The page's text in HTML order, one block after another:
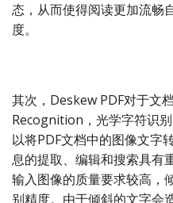
态，从而使得阅读更加流畅
度。
其次，Deskew PDF对于文
Recognition，光学字符识
以将PDF文档中的图像文字
息的提取、编辑和搜索具有
输入图像的质量要求较高，
别精度。由于倾斜的文字会